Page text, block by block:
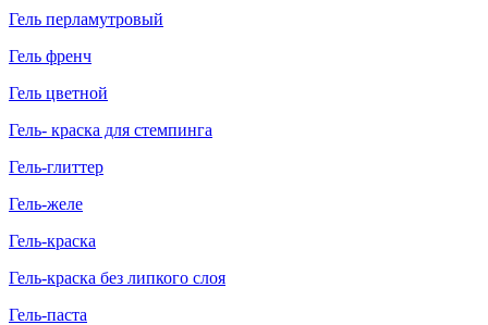
Гель перламутровый
Гель френч
Гель цветной
Гель- краска для стемпинга
Гель-глиттер
Гель-желе
Гель-краска
Гель-краска без липкого слоя
Гель-паста